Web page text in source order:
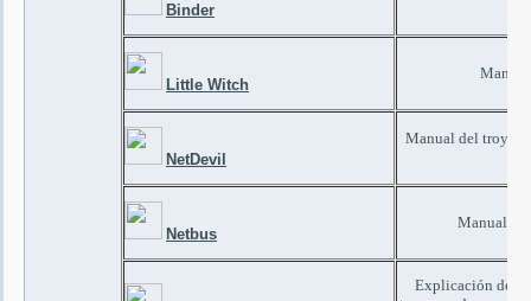
Binder
Little Witch
NetDevil
Manual del
Netbus
Manual
Explicación de